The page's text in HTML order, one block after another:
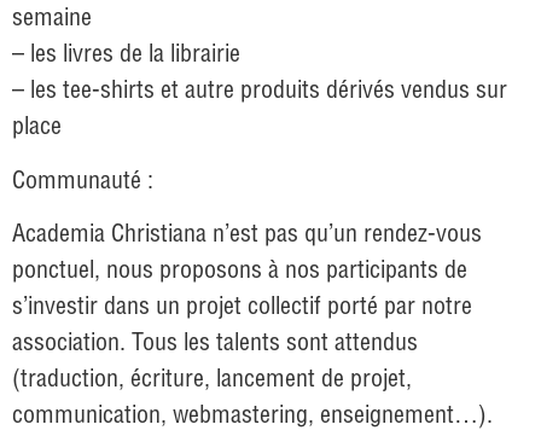
semaine
– les livres de la librairie
– les tee-shirts et autre produits dérivés vendus sur
place
Communauté :
Academia Christiana n’est pas qu’un rendez-vous
ponctuel, nous proposons à nos participants de
s’investir dans un projet collectif porté par notre
association. Tous les talents sont attendus
(traduction, écriture, lancement de projet,
communication, webmastering, enseignement…).